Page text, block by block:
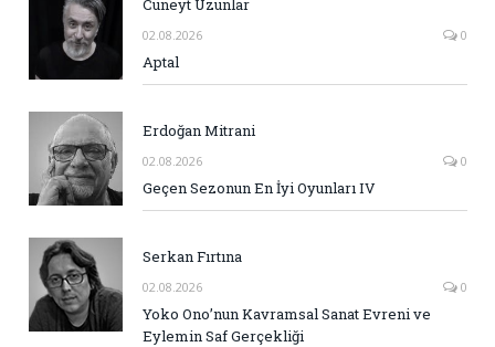
Cüneyt Uzunlar
02.08.2026 0
Aptal
Erdoğan Mitrani
02.08.2026 0
Geçen Sezonun En İyi Oyunları IV
Serkan Fırtına
02.08.2026 0
Yoko Ono’nun Kavramsal Sanat Evreni ve
Eylemin Saf Gerçekliği